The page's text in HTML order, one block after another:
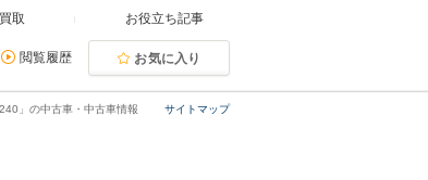
取 お役立ち記事
閲覧履歴 お気に入り
サイトマップ
240」の中古車・中古車情報